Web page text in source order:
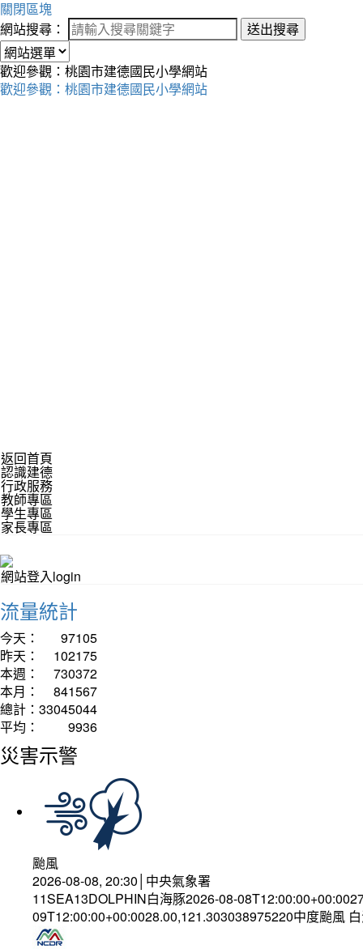
關閉區塊
網站搜尋：
送出搜尋
歡迎參觀：桃園市建德國民小學網站
歡迎參觀：桃園市建德國民小學網站
返回首頁
認識建德
行政服務
教師專區
學生專區
家長專區
網站登入login
流量統計
今天：
97105
昨天：
102175
本週：
730372
本月：
841567
總計： 33045044
平均：
9936
災害示警
颱風
2026-08-08, 20:30│中央氣象署
11SEA13DOLPHIN白海豚2026-08-
09T12:00:00+00:0028.00,121.303038975220中度颱風